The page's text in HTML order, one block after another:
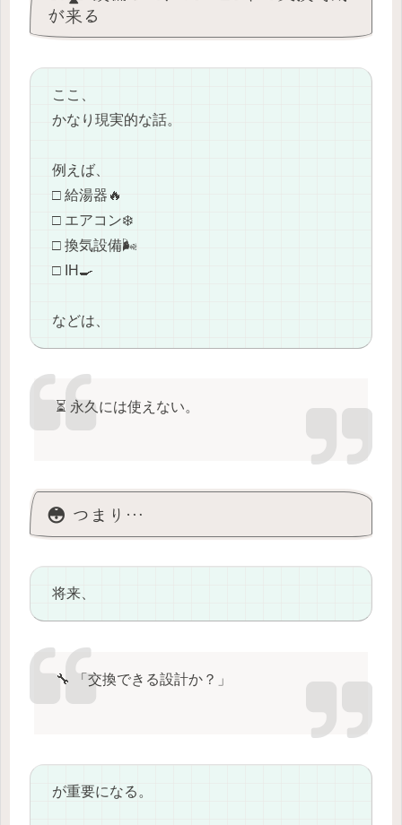
が来る
ここ、
かなり現実的な話。
例えば、
□ 給湯器🔥
□ エアコン❄️
□ 換気設備🌬️
□ IH🍳
などは、
⏳ 永久には使えない。
😳 つまり…
将来、
🔧 「交換できる設計か？」
が重要になる。